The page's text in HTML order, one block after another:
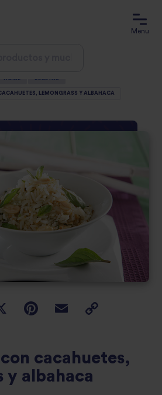
Menu
HOME RECETAS
LEMONGRASS Y ALBAHACA
cacahuetes,
y albahaca